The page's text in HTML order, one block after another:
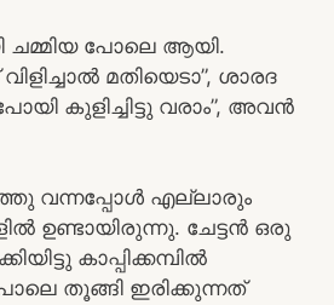
ചമ്മിയ പോലെ ആയി.
മതിയെടാ”, ശാരദ
കുളിച്ചിട്ടു വരാം”, അവൻ
വന്നപ്പോൾ എല്ലാരും
ഉണ്ടായിരുന്നു. ചേട്ടൻ ഒരു
കാപ്പിക്കമ്പിൽ
തൂങ്ങി ഇരിക്കുന്നത്